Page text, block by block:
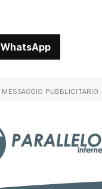
WhatsApp
MESSAGGIO PUBBLICITARIO